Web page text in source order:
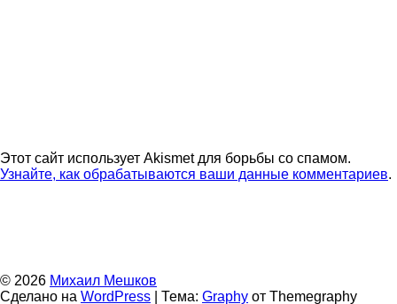
Этот сайт использует Akismet для борьбы со спамом.
Узнайте, как обрабатываются ваши данные комментариев.
© 2026 Михаил Мешков
Сделано на WordPress Тема: Graphy от Themegraphy